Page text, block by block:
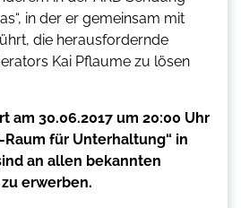
in der er gemeinsam mit
die herausfordernde
Kai Pflaume zu lösen
am 30.06.2017 um 20:00 Uhr
Raum für Unterhaltung“ in
an allen bekannten
erwerben.